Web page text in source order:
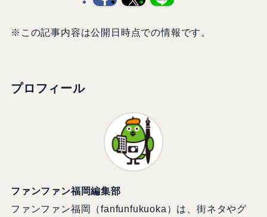
※この記事内容は公開日時点での情報です。
プロフィール
ファンファン福岡編集部
ファンファン福岡（fanfunfukuoka）は、街ネタやグ